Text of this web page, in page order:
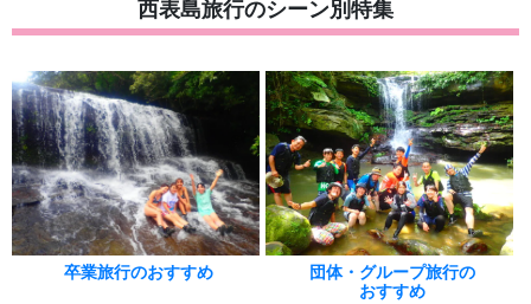
西表島旅行のシーン別特集
卒業旅行のおすすめ
団体・グループ旅行の
おすすめ